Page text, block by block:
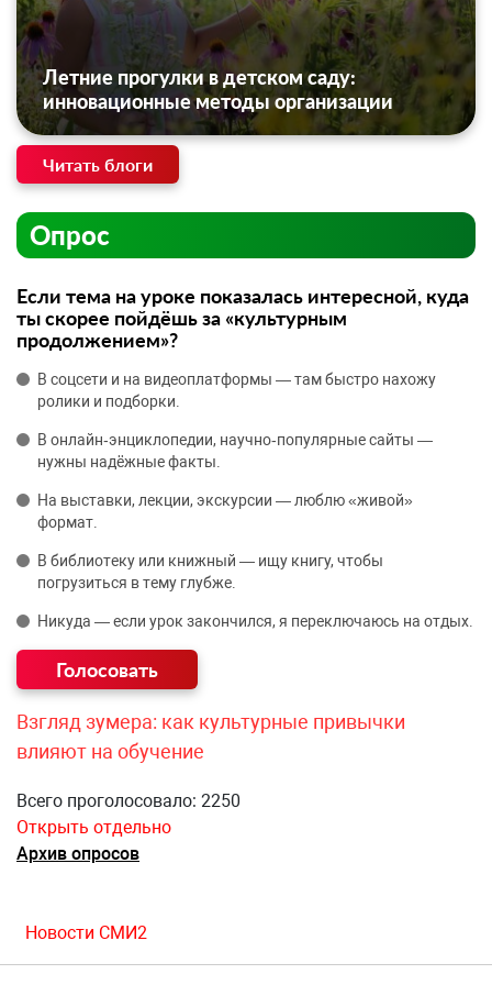
Летние прогулки в детском саду:
инновационные методы организации
Читать блоги
Опрос
Если тема на уроке показалась интересной, куда
ты скорее пойдёшь за «культурным
продолжением»?
В соцсети и на видеоплатформы — там быстро нахожу
ролики и подборки.
В онлайн‑энциклопедии, научно‑популярные сайты —
нужны надёжные факты.
На выставки, лекции, экскурсии — люблю «живой»
формат.
В библиотеку или книжный — ищу книгу, чтобы
погрузиться в тему глубже.
Никуда — если урок закончился, я переключаюсь на отдых.
Взгляд зумера: как культурные привычки
влияют на обучение
Всего проголосовало: 2250
Открыть отдельно
Архив опросов
Новости СМИ2